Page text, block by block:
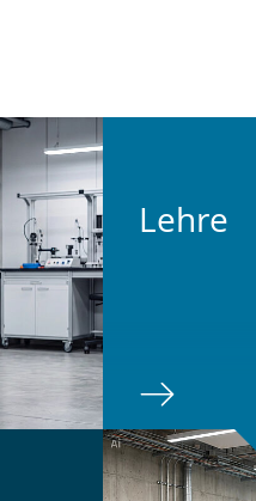
Lehre